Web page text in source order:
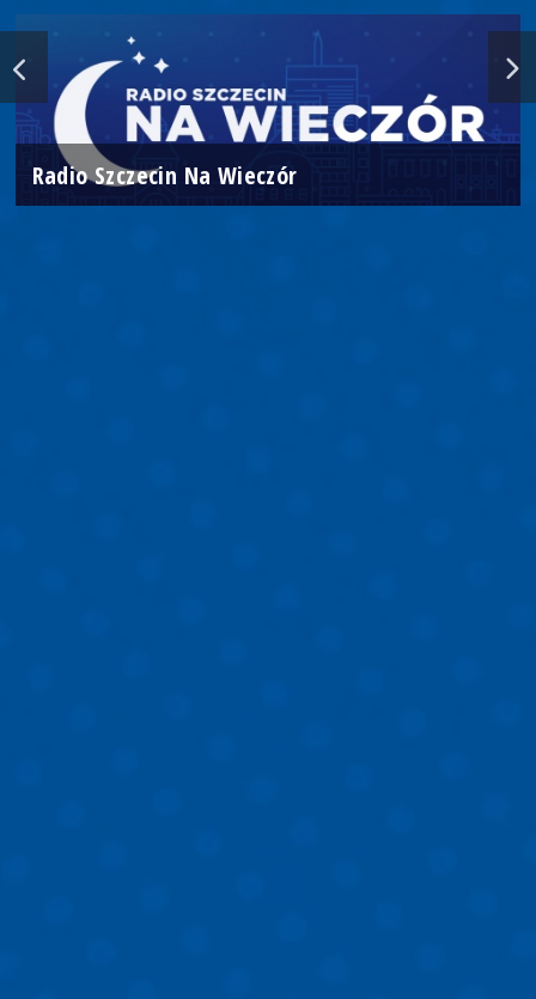
Radio Szczecin Na Wieczór